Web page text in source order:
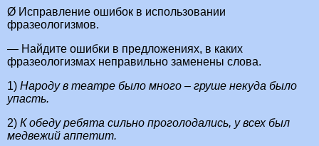
Ø Исправление ошибок в использовании
фразеологизмов.
— Найдите ошибки в предложениях, в каких
фразеологизмах неправильно заменены слова.
1) Народу в театре было много – груше некуда было
упасть.
2) К обеду ребята сильно проголодались, у всех был
медвежий аппетит.